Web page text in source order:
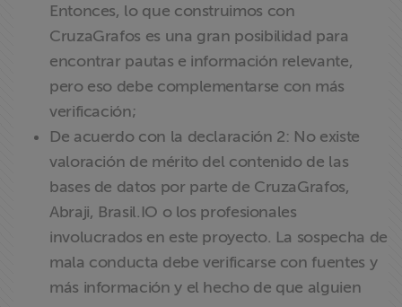
Entonces, lo que construimos con
CruzaGrafos es una gran posibilidad para
encontrar pautas e información relevante,
pero eso debe complementarse con más
verificación;
De acuerdo con la declaración 2: No existe
valoración de mérito del contenido de las
bases de datos por parte de CruzaGrafos,
Abraji, Brasil.IO o los profesionales
involucrados en este proyecto. La sospecha de
mala conducta debe verificarse con fuentes y
más información y el hecho de que alguien